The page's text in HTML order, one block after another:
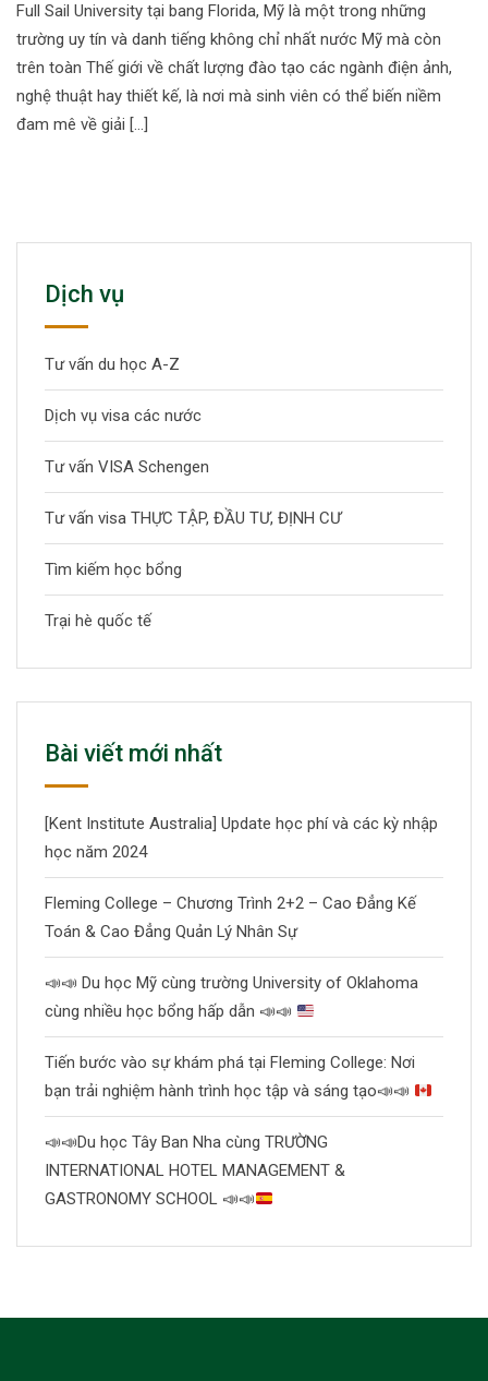
Full Sail University tại bang Florida, Mỹ là một trong những
trường uy tín và danh tiếng không chỉ nhất nước Mỹ mà còn
trên toàn Thế giới về chất lượng đào tạo các ngành điện ảnh,
nghệ thuật hay thiết kế, là nơi mà sinh viên có thể biến niềm
đam mê về giải […]
Dịch vụ
Tư vấn du học A-Z
Dịch vụ visa các nước
Tư vấn VISA Schengen
Tư vấn visa THỰC TẬP, ĐẦU TƯ, ĐỊNH CƯ
Tìm kiếm học bổng
Trại hè quốc tế
Bài viết mới nhất
[Kent Institute Australia] Update học phí và các kỳ nhập
học năm 2024
Fleming College – Chương Trình 2+2 – Cao Đẳng Kế
Toán & Cao Đẳng Quản Lý Nhân Sự
📣📣 Du học Mỹ cùng trường University of Oklahoma
cùng nhiều học bổng hấp dẫn 📣📣
Tiến bước vào sự khám phá tại Fleming College: Nơi
bạn trải nghiệm hành trình học tập và sáng tạo📣📣
📣📣Du học Tây Ban Nha cùng TRƯỜNG
INTERNATIONAL HOTEL MANAGEMENT &
GASTRONOMY SCHOOL 📣📣